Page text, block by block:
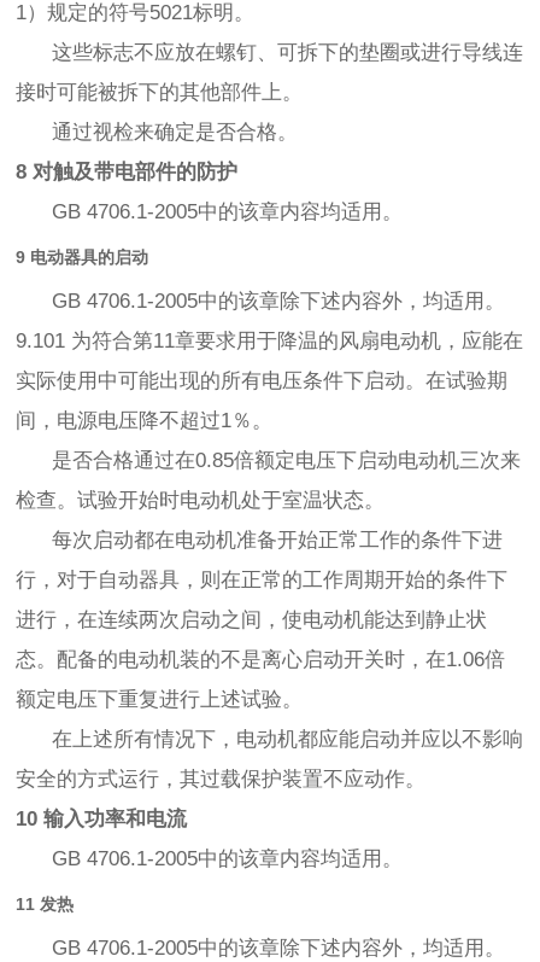
1）规定的符号5021标明。
这些标志不应放在螺钉、可拆下的垫圈或进行导线连
接时可能被拆下的其他部件上。
通过视检来确定是否合格。
8 对触及带电部件的防护
GB 4706.1-2005中的该章内容均适用。
9 电动器具的启动
GB 4706.1-2005中的该章除下述内容外，均适用。
9.101 为符合第11章要求用于降温的风扇电动机，应能在
实际使用中可能出现的所有电压条件下启动。在试验期
间，电源电压降不超过1％。
是否合格通过在0.85倍额定电压下启动电动机三次来
检查。试验开始时电动机处于室温状态。
每次启动都在电动机准备开始正常工作的条件下进
行，对于自动器具，则在正常的工作周期开始的条件下
进行，在连续两次启动之间，使电动机能达到静止状
态。配备的电动机装的不是离心启动开关时，在1.06倍
额定电压下重复进行上述试验。
在上述所有情况下，电动机都应能启动并应以不影响
安全的方式运行，其过载保护装置不应动作。
10 输入功率和电流
GB 4706.1-2005中的该章内容均适用。
11 发热
GB 4706.1-2005中的该章除下述内容外，均适用。